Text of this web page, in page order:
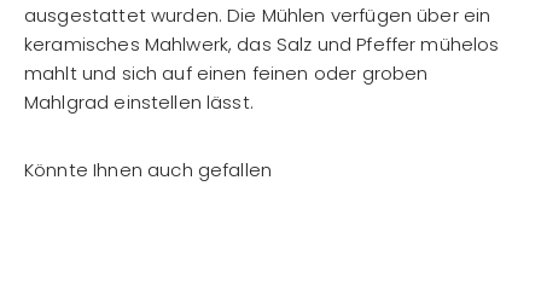
ausgestattet wurden. Die Mühlen verfügen über ein
keramisches Mahlwerk, das Salz und Pfeffer mühelos
mahlt und sich auf einen feinen oder groben
Mahlgrad einstellen lässt.